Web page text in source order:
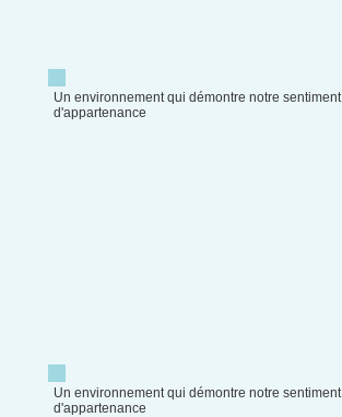
Un environnement qui démontre notre sentiment
d'appartenance
Un environnement qui démontre notre sentiment
d'appartenance